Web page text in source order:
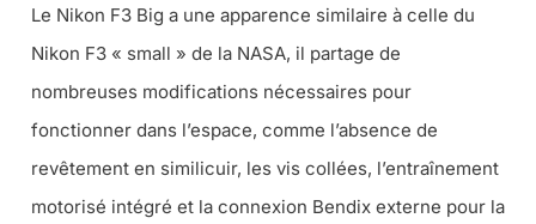
Le Nikon F3 Big a une apparence similaire à celle du
Nikon F3 « small » de la NASA, il partage de
nombreuses modifications nécessaires pour
fonctionner dans l’espace, comme l’absence de
revêtement en similicuir, les vis collées, l’entraînement
motorisé intégré et la connexion Bendix externe pour la